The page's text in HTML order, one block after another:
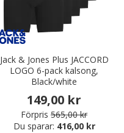
Jack & Jones Plus JACCORD
LOGO 6-pack kalsong,
Black/white
149,00 kr
Förpris 565,00 kr
Du sparar: 416,00 kr